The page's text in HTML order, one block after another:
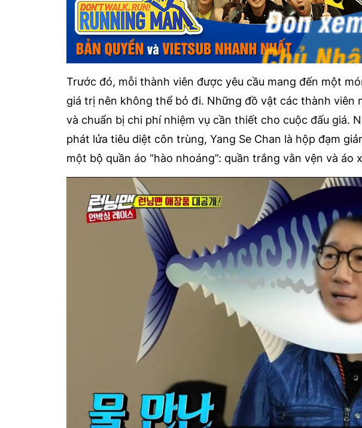
Trước đó, mỗi thành viên được yêu cầu mang đến một
giá trị nên không thể bỏ đi. Những đồ vật các thành viên
và chuẩn bị chi phí nhiệm vụ cần thiết cho cuộc đấu giá.
phát lửa tiêu diệt côn trùng, Yang Se Chan là hộp đạm
một bộ quần áo “hào nhoáng”: quần trắng vằn vện và áo